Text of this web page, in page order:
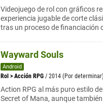
Videojuego de rol con gráficos
experiencia jugable de corte
tras un proceso de financiación
Wayward Souls
Android
Rol > Acción RPG / 2014 (Por determinar)
Action RPG al más puro estilo
Secret of Mana, aunque